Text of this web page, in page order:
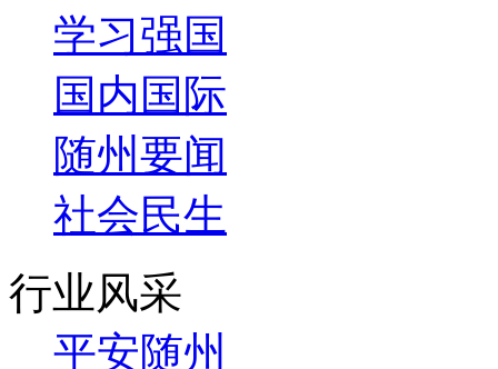
学习强国
国内国际
随州要闻
社会民生
行业风采
平安随州